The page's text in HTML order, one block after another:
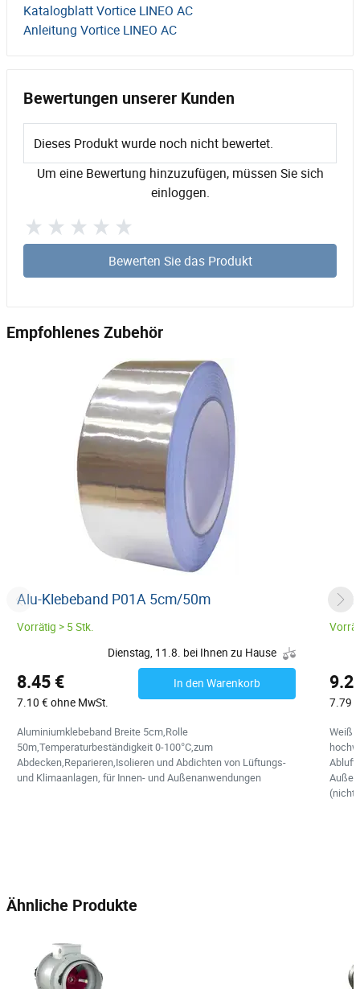
Katalogblatt Vortice LINEO AC
Anleitung Vortice LINEO AC
Bewertungen unserer Kunden
Dieses Produkt wurde noch nicht bewertet.
Um eine Bewertung hinzuzufügen, müssen Sie sich
einloggen.
Bewerten Sie das Produkt
Empfohlenes Zubehör
Alu-Klebeband P01A 5cm/50m
Vorrätig > 5 Stk.
Dienstag, 11.8. bei Ihnen zu Hause
8.45 €
7.10 € ohne MwSt.
In den Warenkorb
Aluminiumklebeband Breite 5cm,Rolle
50m,Temperaturbeständigkeit 0-100°C,zum
Abdecken,Reparieren,Isolieren und Abdichten von Lüftungs-
und Klimaanlagen, für Innen- und Außenanwendungen
7.79
Weiß
(nicht
Ähnliche Produkte